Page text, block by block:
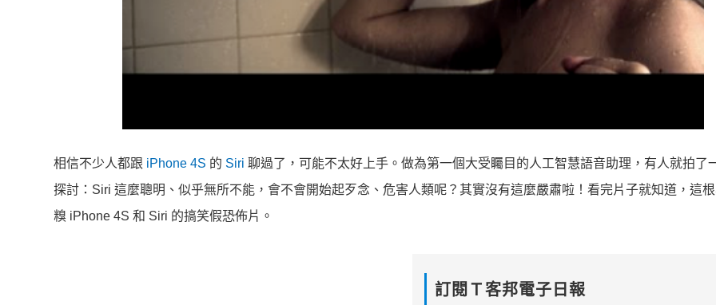
相信不少人都跟 iPhone 4S 的 Siri 聊過了，可能不太好上手。做為第一個大受矚目的人工智慧語音助理，有人就拍了
探討：Siri 這麼聰明、似乎無所不能，會不會開始起歹念、危害人類呢？其實沒有這麼嚴肅啦！看完片子就知道，這
糗 iPhone 4S 和 Siri 的搞笑假恐佈片。
訂閱Ｔ客邦電子日報